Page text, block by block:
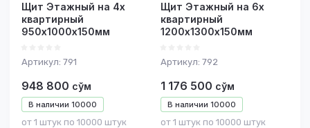
Щит Этажный на 4x
квартирный
950х1000х150мм
Артикул: 791
В наличии 10000
948 800 сўм
от 1 штук по 10000 штук
Щит Этажный на 6х
квартирный
1200х1300х150мм
Артикул: 792
В наличии 10000
1 176 500 сўм
от 1 штук по 10000 штук